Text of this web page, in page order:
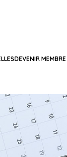
DEVENIR